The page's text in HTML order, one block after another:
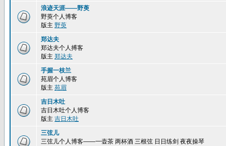
浪迹天涯——野萸
野萸个人博客
版主 野萸
郑达夫
郑达夫个人搏客
版主 郑达夫
手握一枝兰
苑眉个人博客
版主 苑眉
吉日木吐
吉日木吐个人博客
版主 吉日木吐
三弦儿
三弦儿个人博客——一壶茶 两杯酒 三根弦 日日练剑 夜夜操琴